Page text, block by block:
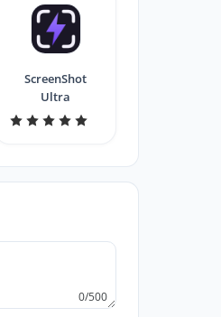
ScreenShot
Ultra
0/500